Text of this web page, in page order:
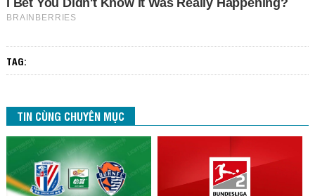
TAG:
TIN CÙNG CHUYÊN MỤC